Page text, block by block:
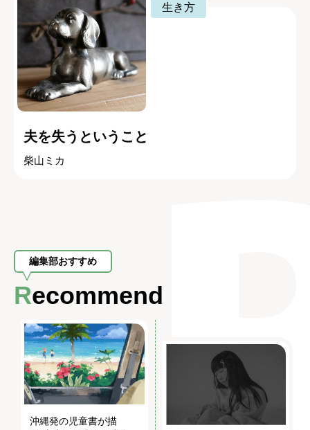
生き方
夫を失うということ
柴山ミカ
編集部おすすめ
Recommend
沖縄発の児童書が描